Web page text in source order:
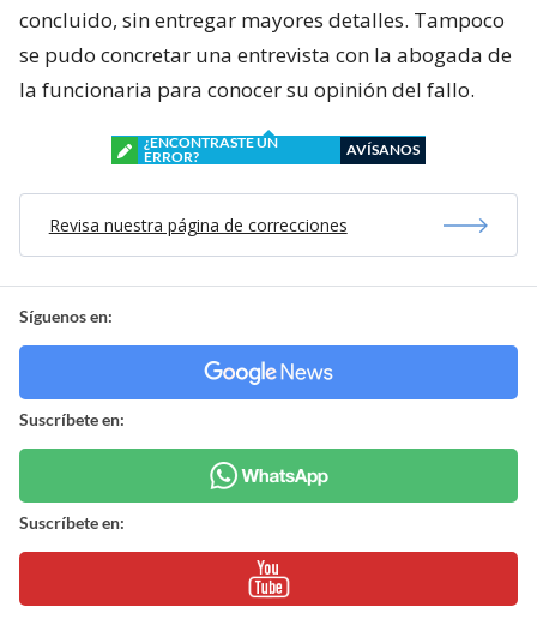
concluido, sin entregar mayores detalles. Tampoco
se pudo concretar una entrevista con la abogada de
la funcionaria para conocer su opinión del fallo.
¿ENCONTRASTE UN
ERROR?
AVÍSANOS
Revisa nuestra página de correcciones
Síguenos en:
Suscríbete en:
Suscríbete en: